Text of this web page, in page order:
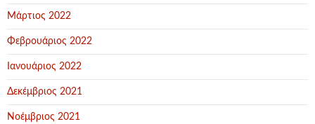
Μάρτιος 2022
Φεβρουάριος 2022
Ιανουάριος 2022
Δεκέμβριος 2021
Νοέμβριος 2021